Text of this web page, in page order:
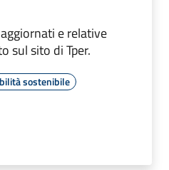
e relative
sul sito di Tper.
sostenibile